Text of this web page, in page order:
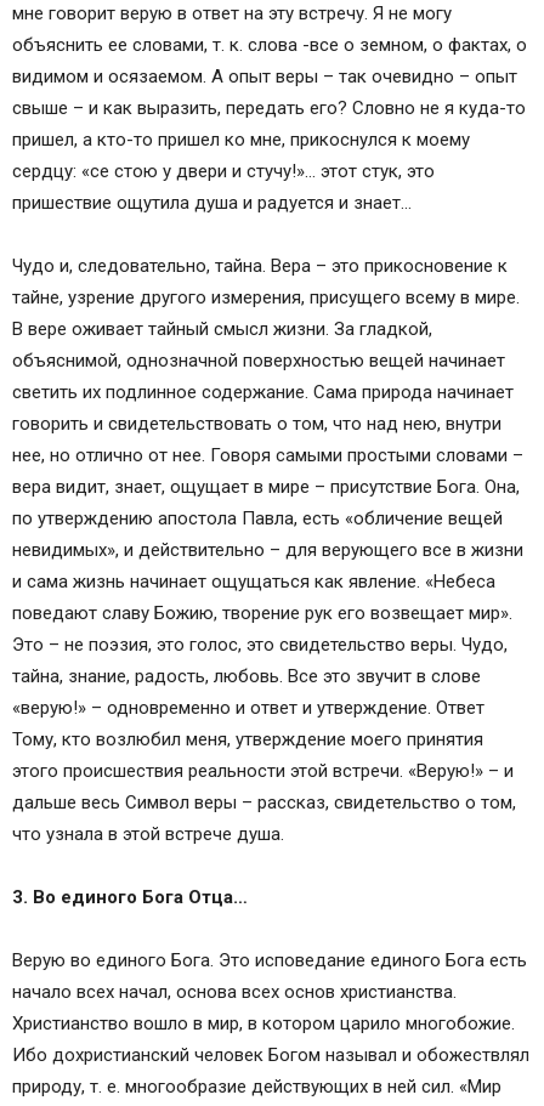
мне говорит верую в ответ на эту встречу. Я не могу
объяснить ее словами, т. к. слова -все о земном, о фактах, о
видимом и осязаемом. А опыт веры – так очевидно – опыт
свыше – и как выразить, передать его? Словно не я куда-то
пришел, а кто-то пришел ко мне, прикоснулся к моему
сердцу: «се стою у двери и стучу!»… этот стук, это
пришествие ощутила душа и радуется и знает…
Чудо и, следовательно, тайна. Вера – это прикосновение к
тайне, узрение другого измерения, присущего всему в мире.
В вере оживает тайный смысл жизни. За гладкой,
объяснимой, однозначной поверхностью вещей начинает
светить их подлинное содержание. Сама природа начинает
говорить и свидетельствовать о том, что над нею, внутри
нее, но отлично от нее. Говоря самыми простыми словами –
вера видит, знает, ощущает в мире – присутствие Бога. Она,
по утверждению апостола Павла, есть «обличение вещей
невидимых», и действительно – для верующего все в жизни
и сама жизнь начинает ощущаться как явление. «Небеса
поведают славу Божию, творение рук его возвещает мир».
Это – не поэзия, это голос, это свидетельство веры. Чудо,
тайна, знание, радость, любовь. Все это звучит в слове
«верую!» – одновременно и ответ и утверждение. Ответ
Тому, кто возлюбил меня, утверждение моего принятия
этого происшествия реальности этой встречи. «Верую!» – и
дальше весь Символ веры – рассказ, свидетельство о том,
что узнала в этой встрече душа.
3. Во единого Бога Отца…
Верую во единого Бога. Это исповедание единого Бога есть
начало всех начал, основа всех основ христианства.
Христианство вошло в мир, в котором царило многобожие.
Ибо дохристианский человек Богом называл и обожествлял
природу, т. е. многообразие действующих в ней сил. «Мир